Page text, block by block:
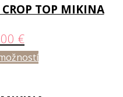
TOP MIKINA
€